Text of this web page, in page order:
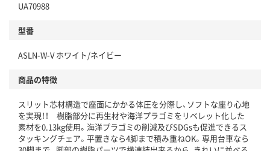
仕組
この商品の環境配慮ポイントです。下記商品詳細「
アスクル商品環境スコア詳細／加点項目
」で確認できます。
UA70988
型番
ASLN-W-V ホワイト/ネイビー
商品の特徴
スリット芯材構造で座面にかかる体圧を分際し、ソフトな座り心地
を実現！！ 樹脂部分に再生材や海洋プラゴミをリベレット化した
素材を0.13kg使用。海洋プラゴミの削減及びSDGsも促進できるス
タッキングチェア。平置きなら4脚まで積み重ねOK。専用台車なら